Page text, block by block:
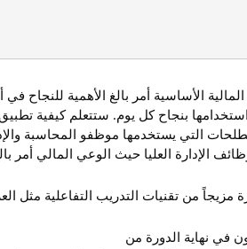
المالية الأساسية أمر بالغ الأهمية
بنجاح كل يوم. ستتعلم كيفية تطبيق
التي يستخدمها موظفو المحاسبة
الإدارة العليا حيث الوعي المالي أمر
مزيجاً من تقنيات التدريب التفاعلية مثل
في نهاية الدورة من